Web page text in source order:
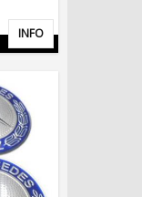
Lägg till i
INFO